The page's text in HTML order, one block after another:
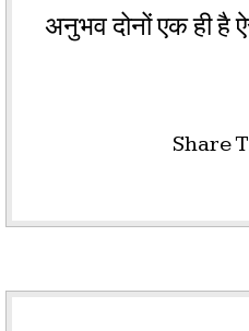
अनुभव दोनों एक ही है
Share